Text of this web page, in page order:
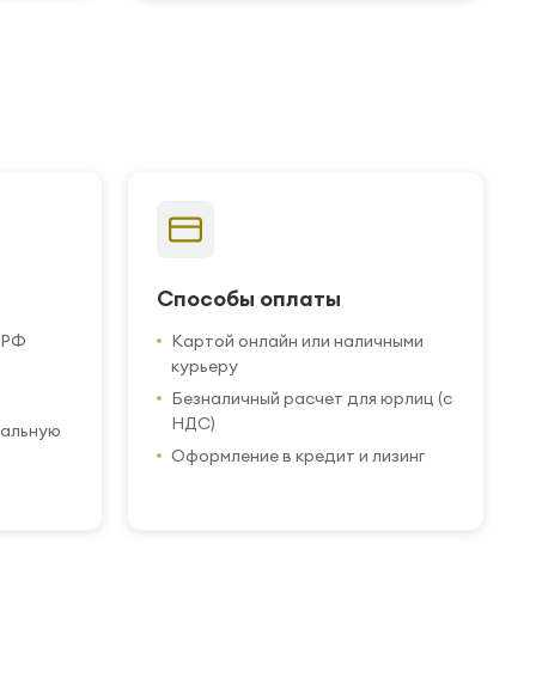
РФ
Способы оплаты
Картой онлайн или наличными
курьеру
Безналичный расчет для юрлиц (с
НДС)
Оформление в кредит и лизинг